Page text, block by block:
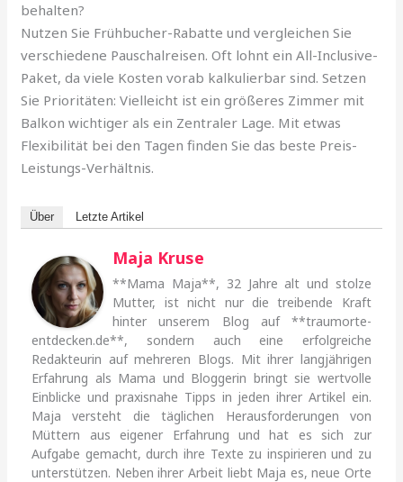
behalten?
Nutzen Sie Frühbucher-Rabatte und vergleichen Sie
verschiedene Pauschalreisen. Oft lohnt ein All-Inclusive-
Paket, da viele Kosten vorab kalkulierbar sind. Setzen
Sie Prioritäten: Vielleicht ist ein größeres Zimmer mit
Balkon wichtiger als ein Zentraler Lage. Mit etwas
Flexibilität bei den Tagen finden Sie das beste Preis-
Leistungs-Verhältnis.
Über Letzte Artikel
Maja Kruse
**Mama Maja**, 32 Jahre alt und stolze
Mutter, ist nicht nur die treibende Kraft
hinter unserem Blog auf **traumorte-
entdecken.de**, sondern auch eine erfolgreiche
Redakteurin auf mehreren Blogs. Mit ihrer langjährigen
Erfahrung als Mama und Bloggerin bringt sie wertvolle
Einblicke und praxisnahe Tipps in jeden ihrer Artikel ein.
Maja versteht die täglichen Herausforderungen von
Müttern aus eigener Erfahrung und hat es sich zur
Aufgabe gemacht, durch ihre Texte zu inspirieren und zu
unterstützen. Neben ihrer Arbeit liebt Maja es, neue Orte